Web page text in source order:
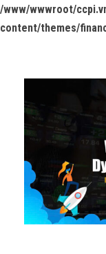
/www/wwwroot/
content/themes/